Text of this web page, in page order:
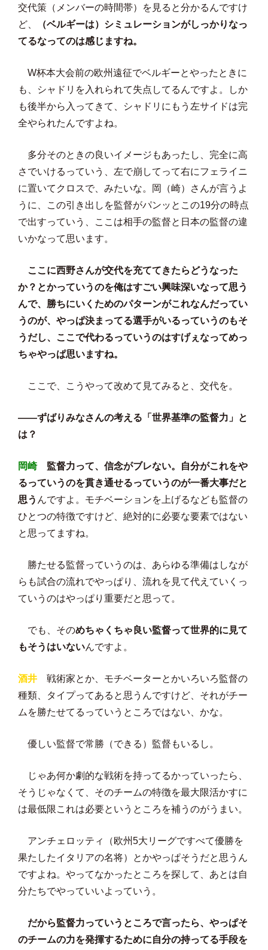
交代策（メンバーの時間帯）を見ると分かるんですけ
ど、
（ベルギーは）シミュレーションがしっかりなっ
てるなってのは感じますね。
W杯本大会前の欧州遠征でベルギーとやったときに
も、シャドリを入れられて失点してるんですよ。しか
も後半から入ってきて、シャドリにもう左サイドは完
全やられたんですよね。
多分そのときの良いイメージもあったし、完全に高
さでいけるっていう、左で崩してって右にフェライニ
に置いてクロスで、みたいな。岡（崎）さんが言うよ
うに、この引き出しを監督がパンッとこの19分の時点
で出すっていう、ここは相手の監督と日本の監督の違
いかなって思います。
ここに西野さんが交代を充ててきたらどうなった
か？とかっていうのを俺はすごい興味深いなって思う
んで、勝ちにいくためのパターンがこれなんだってい
うのが、やっぱ決まってる選手がいるっていうのもそ
うだし、ここで代わるっていうのはすげぇなってめっ
ちゃやっぱ思いますね。
ここで、こうやって改めて見てみると、交代を。
――ずばりみなさんの考える「世界基準の監督力」と
は？
岡崎
監督力って、信念がブレない。自分がこれをや
るっていうのを貫き通せるっていうのが一番大事だと
思う んですよ。モチベーションを上げるなども監督の
ひとつの特徴ですけど、絶対的に必要な要素ではない
と思ってますね。
勝たせる監督っていうのは、あらゆる準備はしなが
らも試合の流れでやっぱり、流れを見て代えていくっ
ていうのはやっぱり重要だと思って。
でも、そのめちゃくちゃ良い監督って世界的に見て
もそうはいないんですよ。
酒井 戦術家とか、モチベーターとかいろいろ監督の
種類、タイプってあると思うんですけど、それがチー
ムを勝たせてるっていうところではない、かな。
優しい監督で常勝（できる）監督もいるし。
じゃあ何か劇的な戦術を持ってるかっていったら、
そうじゃなくて、そのチームの特徴を最大限活かすに
は最低限これは必要というところを補うのがうまい。
アンチェロッティ（欧州5大リーグですべて優勝を
果たしたイタリアの名将）とかやっぱそうだと思うん
ですよね。やってなかったところを探して、あとは自
分たちでやっていいよっていう。
だから監督力っていうところで言ったら、やっぱそ
のチームの力を発揮するために自分の持ってる手段を